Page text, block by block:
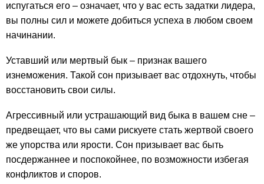
испугаться его – означает, что у вас есть задатки лидера,
вы полны сил и можете добиться успеха в любом своем
начинании.
Уставший или мертвый бык – признак вашего
изнеможения. Такой сон призывает вас отдохнуть, чтобы
восстановить свои силы.
Агрессивный или устрашающий вид быка в вашем сне –
предвещает, что вы сами рискуете стать жертвой своего
же упорства или ярости. Сон призывает вас быть
посдержаннее и поспокойнее, по возможности избегая
конфликтов и споров.